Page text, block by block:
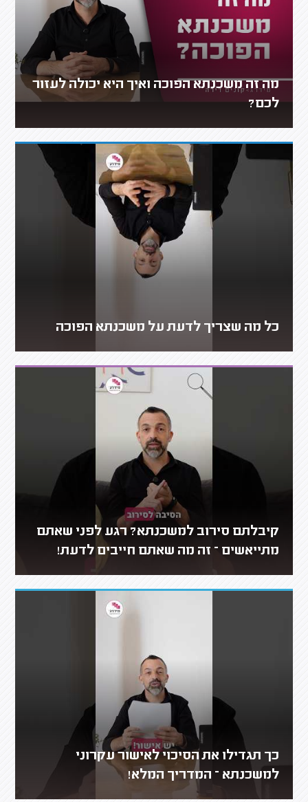
מה זה משכנתא הפוכה ואיך היא יכולה לעזור
לכם?
כל מה שצריך לדעת על משכנתא הפוכה
קיבלתם סירוב למשכנתא? רגע לפני שאתם
מתייאשים – זה מה שאתם חייבים לדעת!
כך תגדילו את הסיכוי לאישור עקרוני
למשכנתא – המדריך המלא!